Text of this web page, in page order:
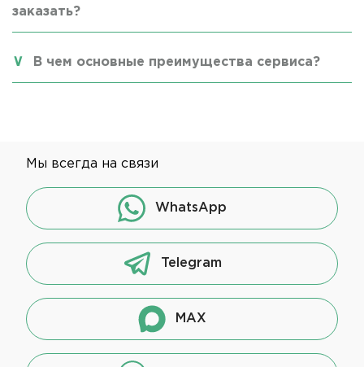
заказать?
В чем основные преимущества сервиса?
Мы всегда на связи
WhatsApp
Telegram
MAX